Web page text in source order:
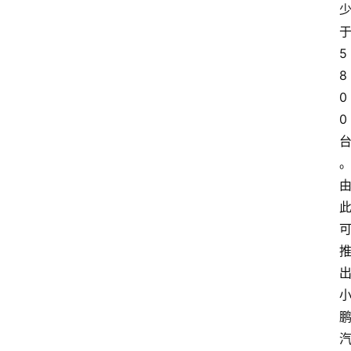
少
于
5
8
0
0
台
。
由
此
可
推
出
小
鹏
汽